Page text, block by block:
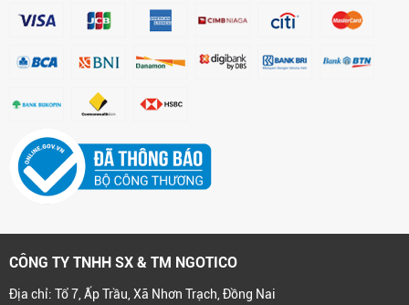
CÔNG TY TNHH SX & TM NGOTICO
Địa chỉ: Tổ 7, Ấp Trầu, Xã Nhơn Trạch, Đồng Nai